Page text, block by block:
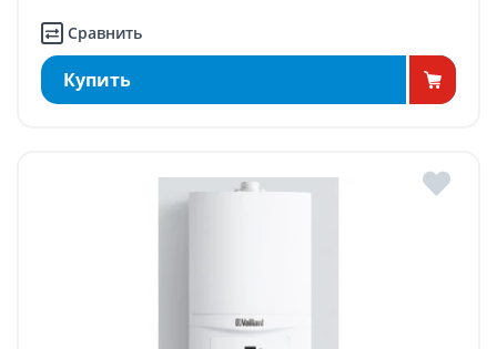
Сравнить
Купить